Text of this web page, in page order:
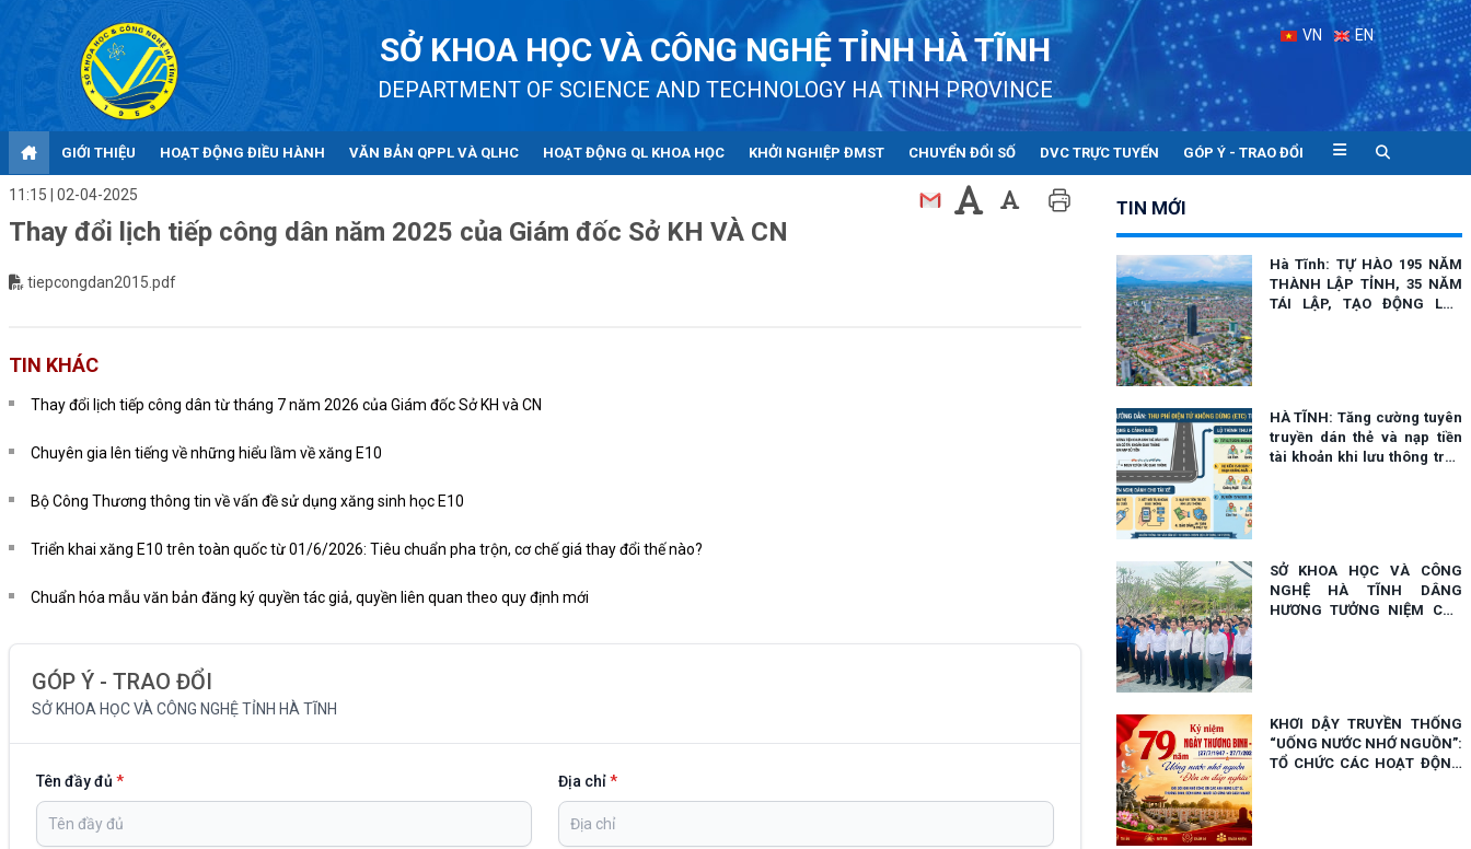
SỞ KHOA HỌC VÀ CÔNG NGHỆ TỈNH HÀ TĨNH
DEPARTMENT OF SCIENCE AND TECHNOLOGY HA TINH PROVINCE
VN EN
GIỚI THIỆU HOẠT ĐỘNG ĐIỀU HÀNH VĂN BẢN QPPL VÀ QLHC HOẠT ĐỘNG QL KHOA HỌC KHỞI NGHIỆP ĐMST CHUYỂN ĐỔI SỐ DVC TRỰC TUYẾN GÓP Ý - TRAO ĐỔI
11:15 | 02-04-2025
Thay đổi lịch tiếp công dân năm 2025 của Giám đốc Sở KH VÀ CN
tiepcongdan2015.pdf
TIN KHÁC
Thay đổi lịch tiếp công dân từ tháng 7 năm 2026 của Giám đốc Sở KH và CN
Chuyên gia lên tiếng về những hiểu lầm về xăng E10
Bộ Công Thương thông tin về vấn đề sử dụng xăng sinh học E10
Triển khai xăng E10 trên toàn quốc từ 01/6/2026: Tiêu chuẩn pha trộn, cơ chế giá thay đổi thế nào?
Chuẩn hóa mẫu văn bản đăng ký quyền tác giả, quyền liên quan theo quy định mới
GÓP Ý - TRAO ĐỔI
SỞ KHOA HỌC VÀ CÔNG NGHỆ TỈNH HÀ TĨNH
Tên đầy đủ * Địa chỉ*
TIN MỚI
Hà Tĩnh: TỰ HÀO 195 NĂM
THÀNH LẬP TỈNH, 35 NĂM
TÁI LẬP, TẠO ĐỘNG LỰC
HÀ TĨNH: Tăng cường tuyên
truyền dán thẻ và nạp tiền
tài khoản khi lưu thông trên
SỞ KHOA HỌC VÀ CÔNG
NGHỆ HÀ TĨNH DÂNG
HƯƠNG TƯỞNG NIỆM CÁC
KHƠI DẬY TRUYỀN THỐNG
“UỐNG NƯỚC NHỚ NGUỒN”:
TỔ CHỨC CÁC HOẠT ĐỘNG